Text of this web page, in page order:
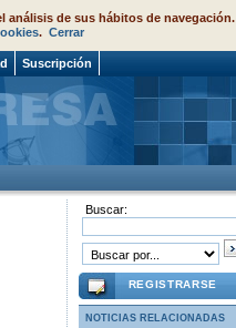
análisis de sus hábitos de navegación.
. Cerrar
Suscripción
Buscar:
REGISTRARSE
NOTICIAS RELACIONADAS